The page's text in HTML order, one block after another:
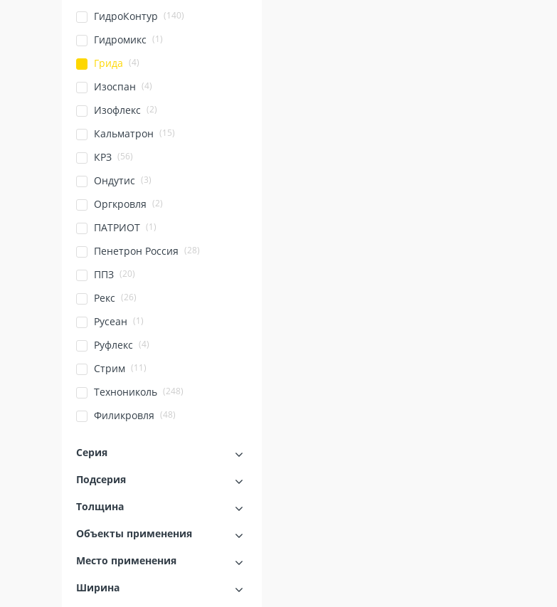
ГидроКонтур (140)
Гидромикс (1)
Грида (4)
Изоспан (4)
Изофлекс (2)
Кальматрон (15)
КРЗ (56)
Ондутис (3)
Оргкровля (2)
ПАТРИОТ (1)
Пенетрон Россия (28)
ППЗ (20)
Рекс (26)
Русеан (1)
Руфлекс (4)
Стрим (11)
Технониколь (248)
Филикровля (48)
Серия
Подсерия
Толщина
Объекты применения
Место применения
Ширина